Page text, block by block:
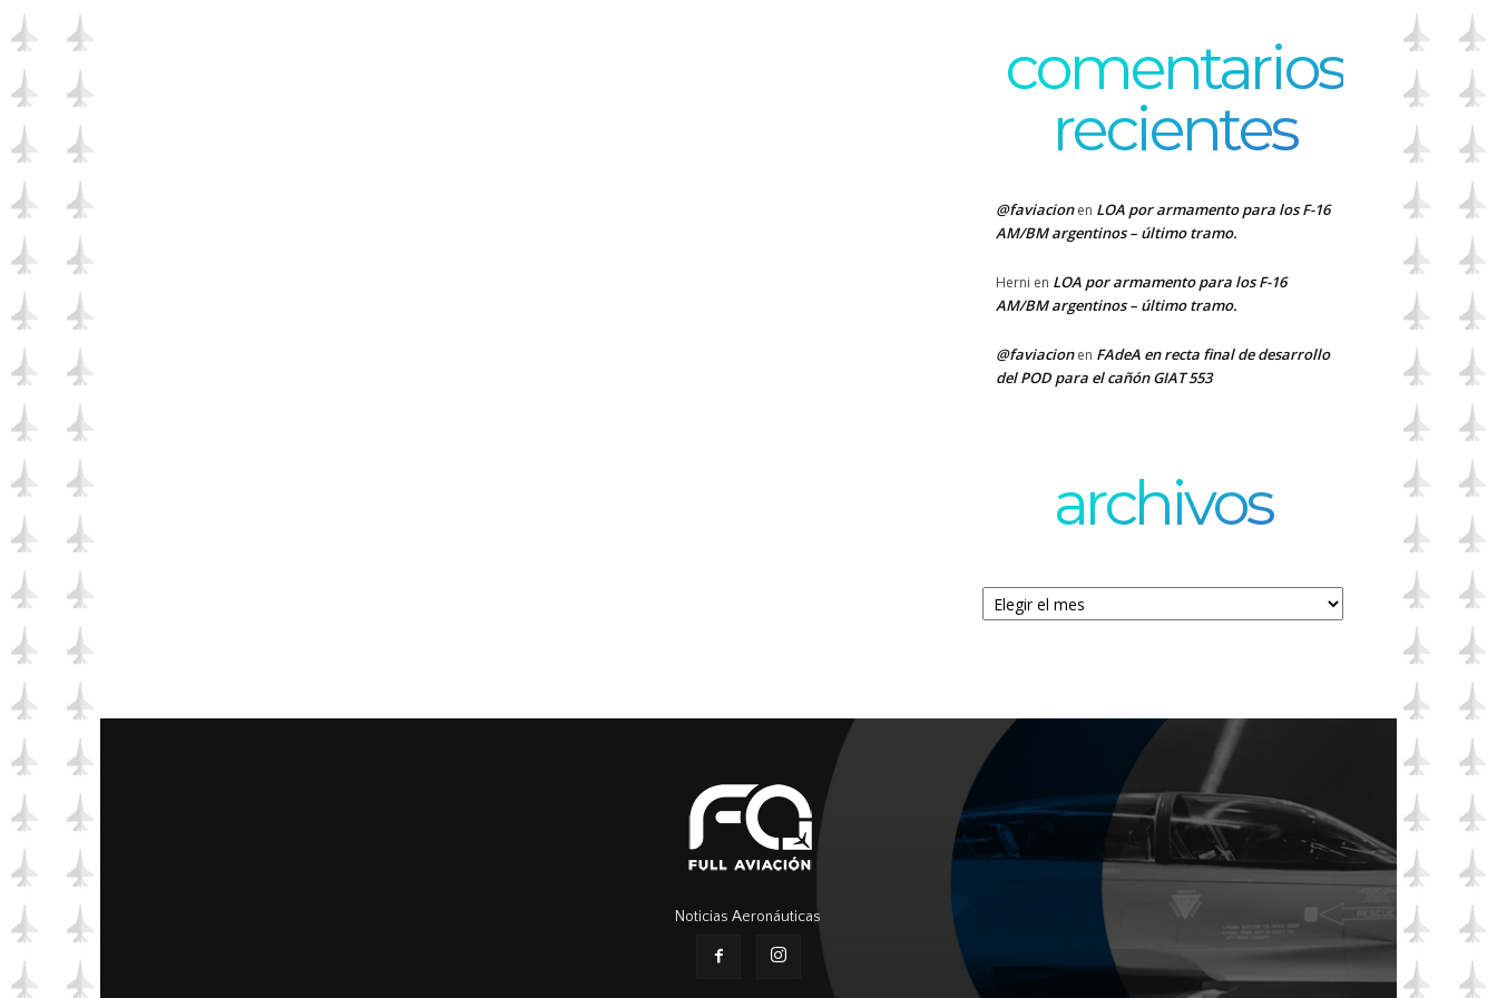
comentarios
recientes
@faviacionen LOA por armamento para los F-16
AM/BM argentinos – último tramo.
Herni en LOA por armamento para los F-16
AM/BM argentinos – último tramo.
@faviacionen FAdeA en recta final de desarrollo
del POD para el cañón GIAT 553
archivos
Archivos
Noticias Aeronáuticas